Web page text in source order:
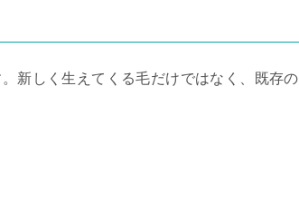
新しく生えてくる毛だけではなく、既存の